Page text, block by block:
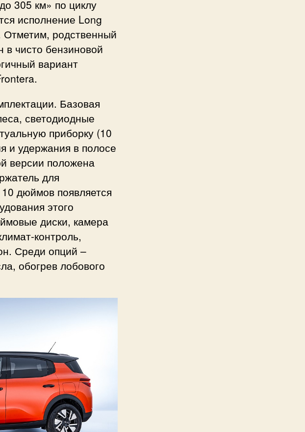
305 км» по циклу
исполнение Long
Отметим, родственный
чисто бензиновой
вариант
Базовая
светодиодные
приборку (10
и удержания в полосе
версии положена
для
дюймов появляется
этого
диски, камера
контроль,
Среди опций –
обогрев лобового